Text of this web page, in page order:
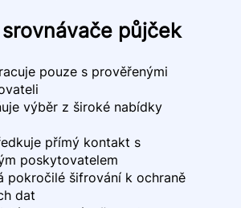
půjček
pouze s prověřenými
výběr z široké nabídky
přímý kontakt s
poskytovatelem
pokročilé šifrování k ochraně
dat